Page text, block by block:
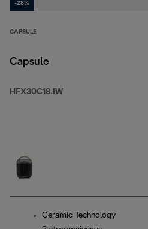
-28%
CAPSULE
Capsule
HFX30C18.IW
Ceramic Technology